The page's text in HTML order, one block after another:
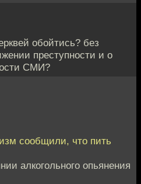
обойтись? без
преступности и о
СМИ?
сообщили, что пить
алкогольного опьянения